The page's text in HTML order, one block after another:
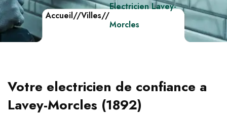
Accueil//Villes//
Electricien Lavey-
Morcles
Votre electricien de confiance a
Lavey-Morcles (1892)